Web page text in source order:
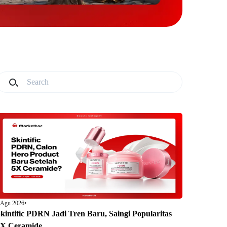
2026•
PDRN Jadi Tren Baru, Saingi Popularitas